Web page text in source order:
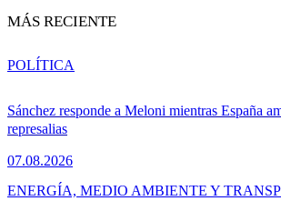
MÁS RECIENTE
Sánchez responde a Meloni mientras España
represalias
07.08.2026
POLÍTICA
ENERGÍA, MEDIO AMBIENTE Y